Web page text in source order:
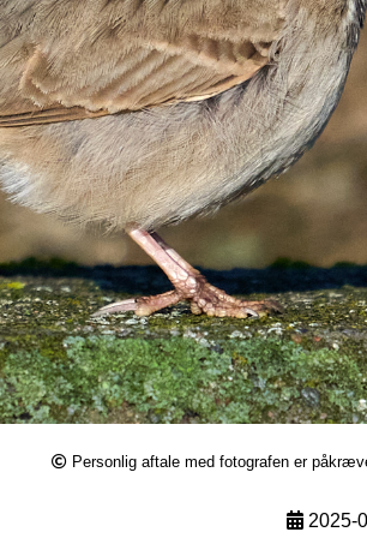
Personlig aftale med fotografen er
2025-